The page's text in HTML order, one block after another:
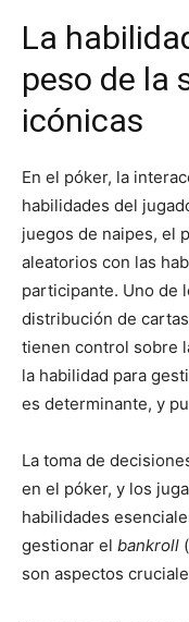
La
peso de la
icónicas
En el póker, la
habilidades del
juegos de naipes, el
aleatorios con las
participante. Uno de
distribución de
tienen control sobre
la habilidad para
es determinante, y
La toma de
en el póker, y los
habilidades
gestionar el bankroll
son aspectos